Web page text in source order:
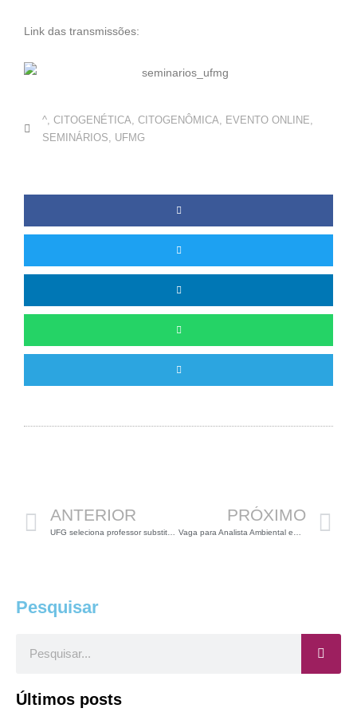
Link das transmissões:
^ CITOGENÉTICA CITOGENÔMICA EVENTO ONLINE
SEMINÁRIOS
UFMG
ANTERIOR PRÓXIMO
Pesquisar
Últimos posts